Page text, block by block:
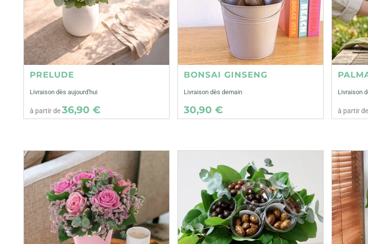
PRELUDE
Livraison dès aujourd'hui
à partir de36,90 €
BONSAI GINSENG
Livraison dès demain
30,90 €
Livraison
à partir